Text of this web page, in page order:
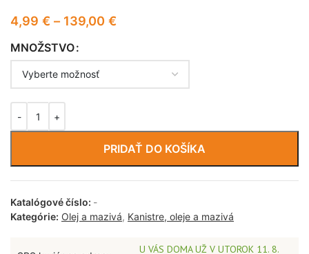
4,99 € – 139,00 €
MNOŽSTVO
PRIDAŤ DO KOŠÍKA
Katalógové číslo: -
Kategórie: Olej a mazivá, Kanistre, oleje a mazivá
U VÁS DOMA UŽ V UTOROK 11. 8.